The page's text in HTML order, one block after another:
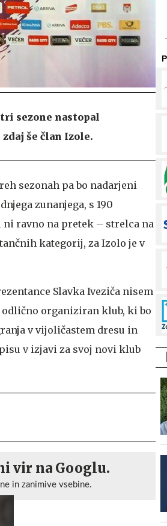
sezone nastopal
še član Izole.
sezonah pa bo nadarjeni
zunanjega, s 190
ravno na pretek – strelca na
kategorij, za Izolo je v
Slavka Iveziča nisem
organiziran klub, ki bo
v vijoličastem dresu in
v izjavi za svoj novi klub
vir na Googlu.
in zanimive vsebine.